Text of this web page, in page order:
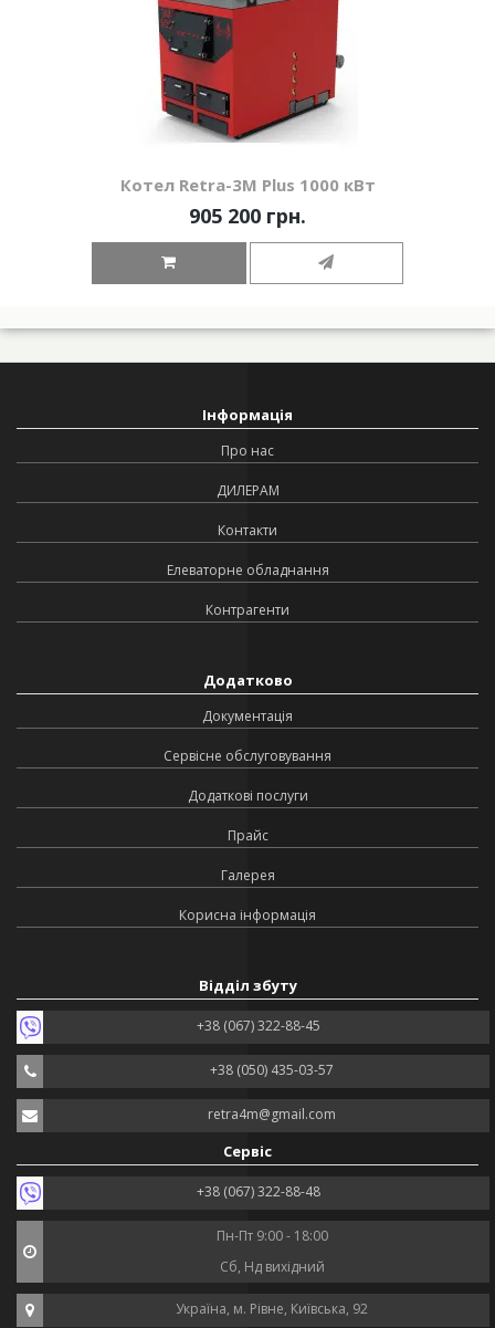
Котел Retra-3М Plus 1000 кВт
905 200 грн.
Інформація
Про нас
ДИЛЕРАМ
Контакти
Елеваторне обладнання
Контрагенти
Додатково
Документація
Сервісне обслуговування
Додаткові послуги
Прайс
Галерея
Корисна інформація
Відділ збуту
+38 (067) 322-88-45
+38 (050) 435-03-57
retra4m@gmail.com
Сервіс
+38 (067) 322-88-48
Пн-Пт 9:00 - 18:00
Сб, Нд вихідний
Україна, м. Рівне, Київська, 92